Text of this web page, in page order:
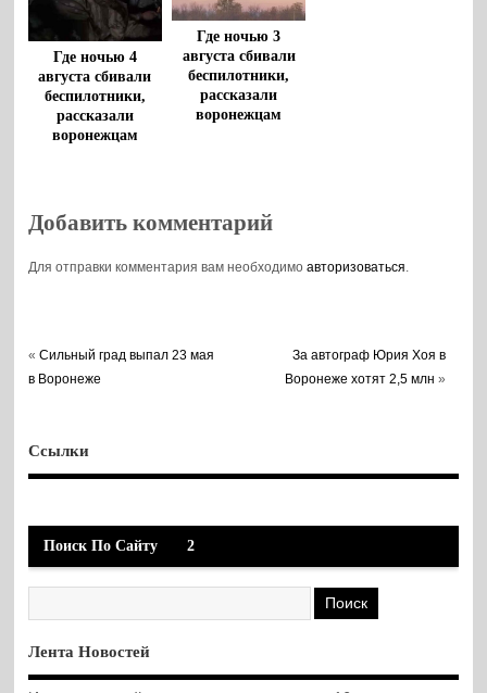
Где ночью 4
августа сбивали
беспилотники,
рассказали
воронежцам
Где ночью 3
августа сбивали
беспилотники,
рассказали
воронежцам
Добавить комментарий
Для отправки комментария вам необходимоавторизоваться.
«Сильный град выпал 23 мая
в Воронеже
За автограф Юрия Хоя в
Воронеже хотят 2,5 млн »
Ссылки
Поиск По Сайту 2
Лента Новостей